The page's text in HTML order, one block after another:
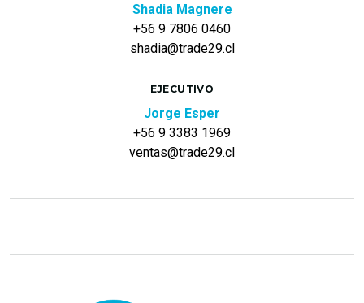
Shadia Magnere
+56 9 7806 0460
shadia@trade29.cl
EJECUTIVO
Jorge Esper
+56 9 3383 1969
ventas@trade29.cl